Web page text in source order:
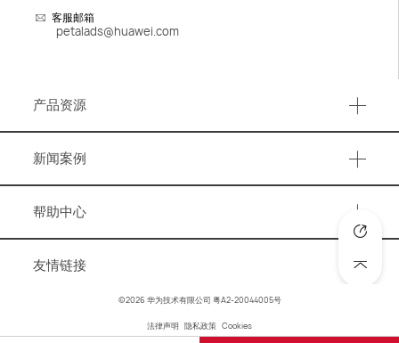
客服邮箱
petalads@huawei.com
产品资源
新闻案例
洞察报告
帮助中心
友情链接
华为商城
©2026 华为技术有限公司 粤A2-20044005号
法律声明 隐私政策 Cookies